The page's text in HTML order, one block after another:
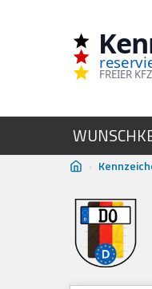
FREIER
›